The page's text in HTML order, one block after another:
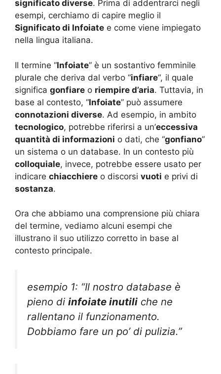
significato diverse. Prima di addentrarci negli
esempi, cerchiamo di capire meglio il
Significato di Infoiate e come viene impiegato
nella lingua italiana.
Il termine “Infoiate” è un sostantivo femminile
plurale che deriva dal verbo “infiare“, il quale
significa gonfiare o riempire d’aria. Tuttavia, in
base al contesto, “Infoiate” può assumere
connotazioni diverse. Ad esempio, in ambito
tecnologico, potrebbe riferirsi a un’eccessiva
quantità di informazioni o dati, che “gonfiano”
un sistema o un database. In un contesto più
colloquiale, invece, potrebbe essere usato per
indicare chiacchiere o discorsi vuoti e privi di
sostanza.
Ora che abbiamo una comprensione più chiara
del termine, vediamo alcuni esempi che
illustrano il suo utilizzo corretto in base al
contesto principale.
esempio 1: “Il nostro database è
pieno di infoiate inutili che ne
rallentano il funzionamento.
Dobbiamo fare un po’ di pulizia.”